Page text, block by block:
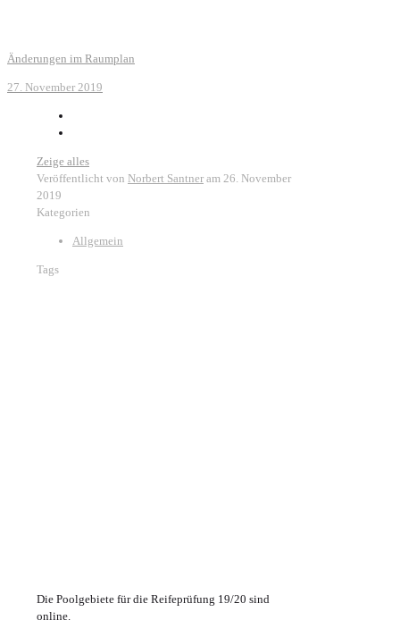
Änderungen im Raumplan
27. November 2019
Zeige alles
Veröffentlicht von Norbert Santner am 26. November
2019
Kategorien
Allgemein
Tags
Die Poolgebiete für die Reifeprüfung 19/20 sind
online.